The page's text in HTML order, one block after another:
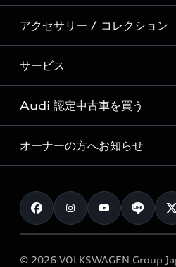
Audi Sport
Formula 1®
デジタルサービス
新車在庫検索
試乗車・展示車検索
見積り依頼
試乗予約
モデル一覧
特別仕様モデル / 限定モデル
e-tronラインアップ
価格シミュレーション
車両比較
カタログ一覧
アクセサリー / コレクション
純正アクセサリー
オンラインショップ
Audi collection
アウディナビアプリ
サービス
サービス入庫予約
サービスプログラム
メンテナンス
車検 / 定期点検
e-tronアフターサポート
Audi 認定中古車を買う
Audi認定中古車
クオリティ
保証
メンテナンス
オーナーの方へお知らせ
お知らせ
オーナー様向けキャンペーン
© 2026 VOLKSWAGEN Group